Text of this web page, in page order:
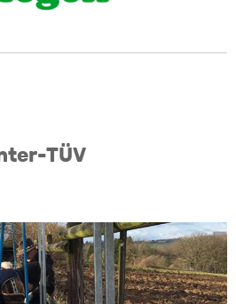
TÜV